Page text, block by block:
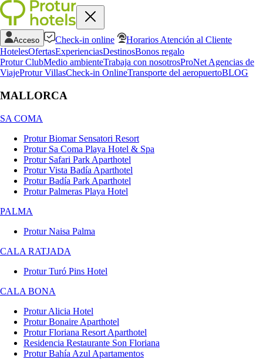
Acceso Check-in online
Horarios Atención al Cliente
HotelesOfertasExperienciasDestinosBonos regalo
Protur ClubMedio ambienteTrabaja con nosotrosProNet Agencias de
ViajeProtur VillasCheck-in OnlineTransporte del aeropuertoBLOG
MALLORCA
SA COMA
Protur Biomar Sensatori Resort
Protur Sa Coma Playa Hotel & Spa
Protur Safari Park Aparthotel
Protur Vista Badía Aparthotel
Protur Badía Park Aparthotel
Protur Palmeras Playa Hotel
PALMA
Protur Naisa Palma
CALA RATJADA
Protur Turó Pins Hotel
CALA BONA
Protur Alicia Hotel
Protur Bonaire Aparthotel
Protur Floriana Resort Aparthotel
Residencia Restaurante Son Floriana
Protur Bahía Azul Apartamentos